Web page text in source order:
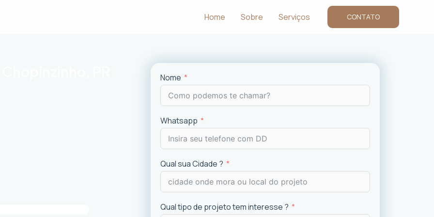
Home Sobre Serviços CONTATO
Nome
Whatsapp
Qual sua Cidade ?
Qual tipo de projeto tem interesse ?